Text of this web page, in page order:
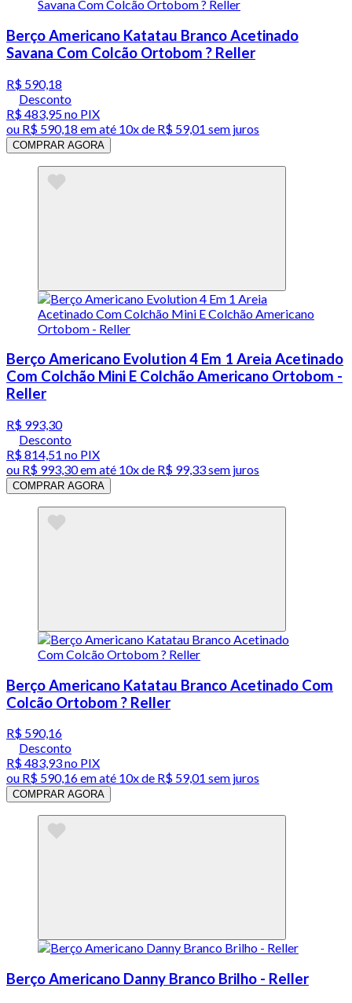
Berço Americano Katatau Branco Acetinado
Savana Com Colcão Ortobom ? Reller
R$ 590,18
Desconto
R$ 483,95no PIX
ou R$ 590,18 em até 10x de R$ 59,01 sem juros
COMPRAR AGORA
Berço Americano Evolution 4 Em 1 Areia Acetinado
Com Colchão Mini E Colchão Americano Ortobom -
Reller
R$ 993,30
Desconto
R$ 814,51 no PIX
ou R$ 993,30em até 10x de R$ 99,33 sem juros
COMPRAR AGORA
Berço Americano Katatau Branco Acetinado Com
Colcão Ortobom ? Reller
R$ 590,16
Desconto
R$ 483,93no PIX
ou R$ 590,16em até 10x de R$ 59,01 sem juros
COMPRAR AGORA
Berço Americano Danny Branco Brilho - Reller